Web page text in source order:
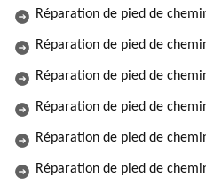
Réparation de pied de
Réparation de pied de
Réparation de pied de
Réparation de pied de
Réparation de pied de
Réparation de pied de